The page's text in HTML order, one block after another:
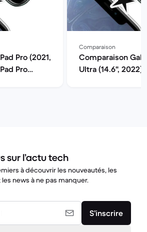
Pro (2021,
Pro
Comparaison
Comparaison
Ultra (14.6", 2022)
sur l’actu tech
à découvrir les nouveautés, les
news à ne pas manquer.
S’inscrire